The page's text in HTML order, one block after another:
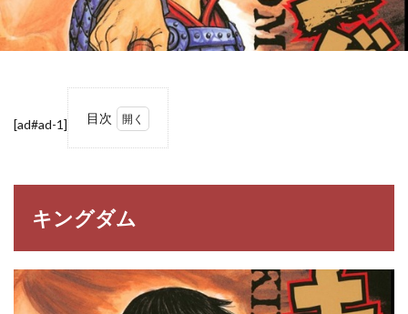
[ad#ad-1] 目次
2
グダ
ム名
言
目次
キングダム